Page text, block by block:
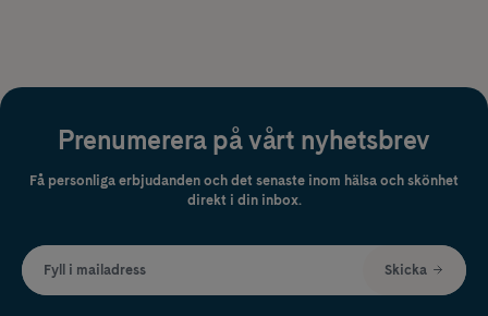
Prenumerera på vårt nyhetsbrev
Få personliga erbjudanden och det senaste inom hälsa och skönhet
direkt i din inbox.
Fyll i mailadress Skicka